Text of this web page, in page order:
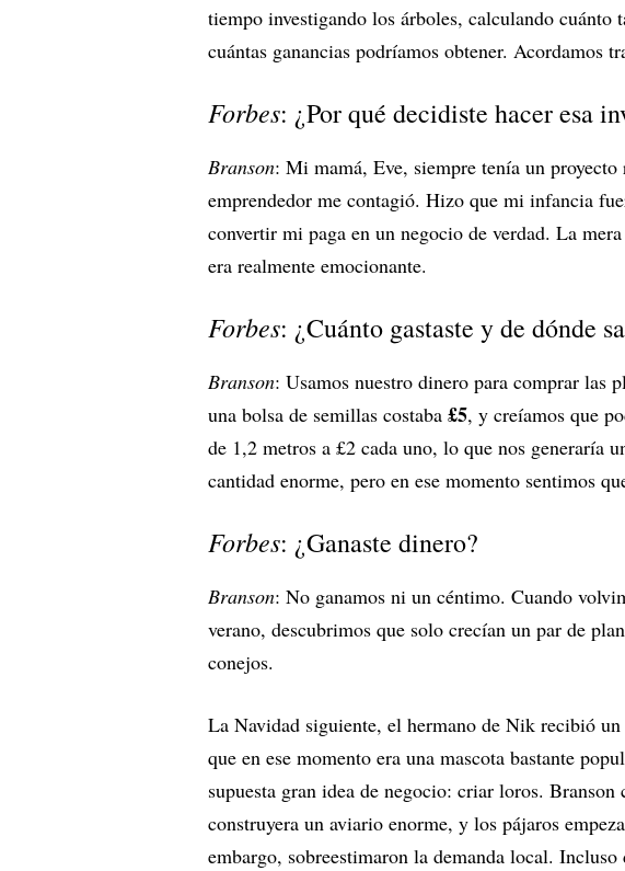
tiempo investigando los árboles, calculando
cuántas ganancias podríamos obtener. Acordamos
Forbes: ¿Por qué decidiste hacer esa
Branson: Mi mamá, Eve, siempre tenía un
emprendedor me contagió. Hizo que mi infancia
convertir mi paga en un negocio de verdad. La
era realmente emocionante.
Forbes: ¿Cuánto gastaste y de dónde
Branson: Usamos nuestro dinero para comprar las
una bolsa de semillas costaba £5, y creíamos que
de 1,2 metros a £2 cada uno, lo que nos generaría
cantidad enorme, pero en ese momento sentimos
Forbes: ¿Ganaste dinero?
Branson: No ganamos ni un céntimo. Cuando
verano, descubrimos que solo crecían un par de
conejos.
La Navidad siguiente, el hermano de Nik recibió
que en ese momento era una mascota bastante
supuesta gran idea de negocio: criar loros. Branson
construyera un aviario enorme, y los pájaros
embargo, sobreestimaron la demanda local.